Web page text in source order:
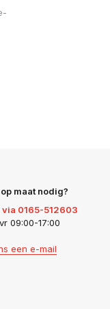
maat nodig?
via 0165-512603
09:00-17:00
een e-mail